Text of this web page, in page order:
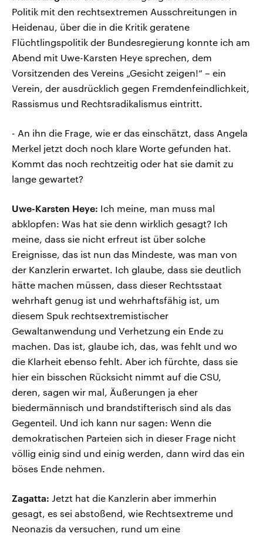
Politik mit den rechtsextremen Ausschreitungen in
Heidenau, über die in die Kritik geratene
Flüchtlingspolitik der Bundesregierung konnte ich am
Abend mit Uwe-Karsten Heye sprechen, dem
Vorsitzenden des Vereins „Gesicht zeigen!“ – ein
Verein, der ausdrücklich gegen Fremdenfeindlichkeit,
Rassismus und Rechtsradikalismus eintritt.
- An ihn die Frage, wie er das einschätzt, dass Angela
Merkel jetzt doch noch klare Worte gefunden hat.
Kommt das noch rechtzeitig oder hat sie damit zu
lange gewartet?
Uwe-Karsten Heye: Ich meine, man muss mal
abklopfen: Was hat sie denn wirklich gesagt? Ich
meine, dass sie nicht erfreut ist über solche
Ereignisse, das ist nun das Mindeste, was man von
der Kanzlerin erwartet. Ich glaube, dass sie deutlich
hätte machen müssen, dass dieser Rechtsstaat
wehrhaft genug ist und wehrhaftsfähig ist, um
diesem Spuk rechtsextremistischer
Gewaltanwendung und Verhetzung ein Ende zu
machen. Das ist, glaube ich, das, was fehlt und wo
die Klarheit ebenso fehlt. Aber ich fürchte, dass sie
hier ein bisschen Rücksicht nimmt auf die CSU,
deren, sagen wir mal, Äußerungen ja eher
biedermännisch und brandstifterisch sind als das
Gegenteil. Und ich kann nur sagen: Wenn die
demokratischen Parteien sich in dieser Frage nicht
völlig einig sind und einig werden, dann wird das ein
böses Ende nehmen.
Zagatta: Jetzt hat die Kanzlerin aber immerhin
gesagt, es sei abstoßend, wie Rechtsextreme und
Neonazis da versuchen, rund um eine